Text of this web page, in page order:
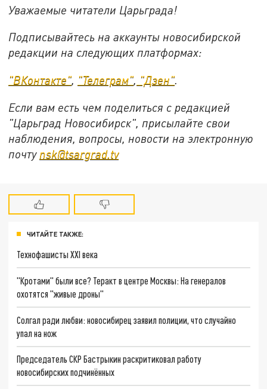
Уважаемые читатели Царьграда!
Подписывайтесь на аккаунты новосибирской
редакции на следующих платформах:
"ВКонтакте", "Телеграм", "Дзен".
Если вам есть чем поделиться с редакцией
"Царьград Новосибирск", присылайте свои
наблюдения, вопросы, новости на электронную
почту nsk@tsargrad.tv
ЧИТАЙТЕ ТАКЖЕ:
Технофашисты XXI века
"Кротами" были все? Теракт в центре Москвы: На генералов
охотятся "живые дроны"
Солгал ради любви: новосибирец заявил полиции, что случайно
упал на нож
Председатель СКР Бастрыкин раскритиковал работу
новосибирских подчинённых